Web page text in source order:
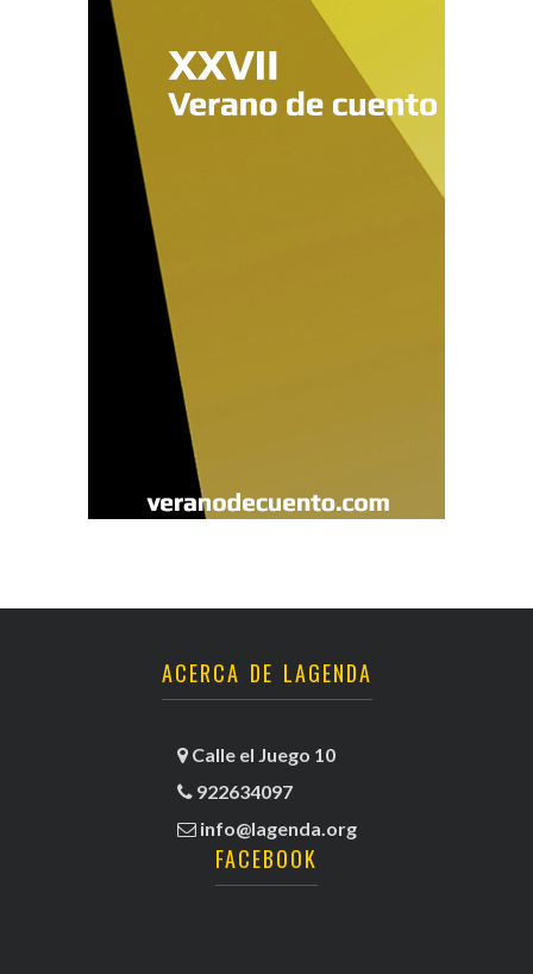
ACERCA DE LAGENDA
Calle el Juego 10
922634097
info@lagenda.org
FACEBOOK